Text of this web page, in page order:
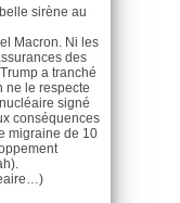
sirène au
Macron. Ni les
des
a tranché
ne le respecte
signé
conséquences
migraine de 10